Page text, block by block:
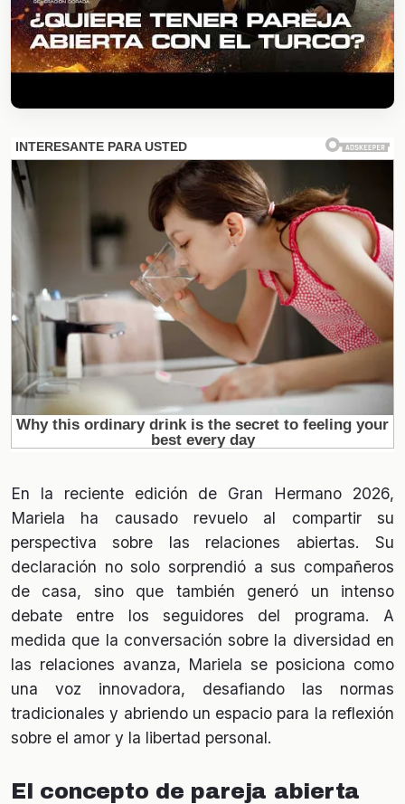
En la reciente edición de Gran Hermano 2026,
Mariela ha causado revuelo al compartir su
perspectiva sobre las relaciones abiertas. Su
declaración no solo sorprendió a sus compañeros
de casa, sino que también generó un intenso
debate entre los seguidores del programa. A
medida que la conversación sobre la diversidad en
las relaciones avanza, Mariela se posiciona como
una voz innovadora, desafiando las normas
tradicionales y abriendo un espacio para la reflexión
sobre el amor y la libertad personal.
El concepto de pareja abierta